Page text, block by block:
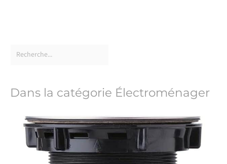
Dans la catégorie Électroménager